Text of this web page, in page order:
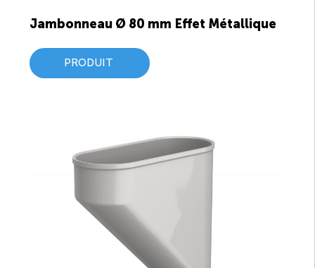
Jambonneau Ø 80 mm Effet Métallique
PRODUIT